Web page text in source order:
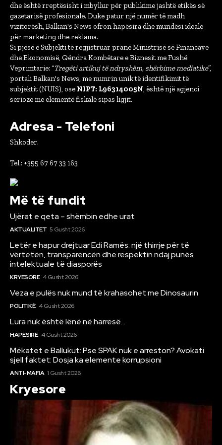
dhe është rreptësisht i mbyllur për publikime jashtë etikës së
gazetarisë profesionale. Duke patur një numër të madh
vizitorësh, Balkan's News ofron hapësira dhe mundësi ideale
për marketing dhe reklama.
Si pjesë e Subjekti të regjistruar pranë Ministrisë së Financave
dhe Ekonomisë, Qëndra Kombëtare e Biznesit me Fushë
Veprimtarie: “Tregëti artikuj të ndryshëm, shërbime mediatike”,
portali Balkan's News, me numrin unik të identifikimit të
subjektit (NUIS), ose NIPT: L96314005N , është një agjenci
serioze me elementë fiskalë sipas ligjit.
Adresa - Telefoni
Shkoder.
Tel.: +355 67 67 33 163
Më të fundit
Ujërat e qeta – shëmbin edhe urat
AKTUALITET 5 Gusht 2026
Letër e hapur drejtuar Edi Ramës: një thirrje për të
vërtetën, transparencën dhe respektin ndaj punës
intelektuale të diasporës
KRYESORE 4 Gusht 2026
Veza e pulës nuk mund të krahasohet me Dinosaurin
POLITIKË 4 Gusht 2026
Lura nuk është lënë në harresë…
HAPËSIRË 4 Gusht 2026
Mëkatet e Ballukut: Pse SPAK nuk e arreston? Avokati
sjell faktet: Dosja ka elemente korrupsioni
ANTI-MAFIA 1 Gusht 2026
Kryesore